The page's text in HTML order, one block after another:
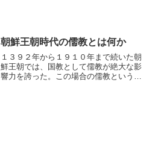
朝鮮王朝時代の儒教とは何か
１３９２年から１９１０年まで続いた朝
鮮王朝では、国教として儒教が絶大な影
響力を誇った。この場合の儒教というの